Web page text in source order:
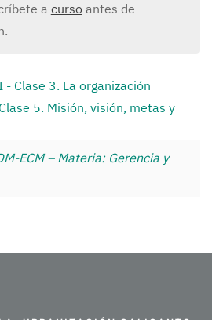
a cursoantes de
- Clase 3. La organización
5. Misión, visión, metas y
ECM – Materia: Gerencia y